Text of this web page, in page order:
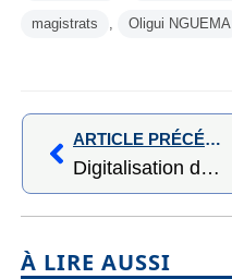
magistrats , Oligui NGUEMA
ARTICLE PRÉCÉDENT,
Digitalisation de l’administration : OLIGUI NGUEMA fixe le cap à décembre 2025
À LIRE AUSSI